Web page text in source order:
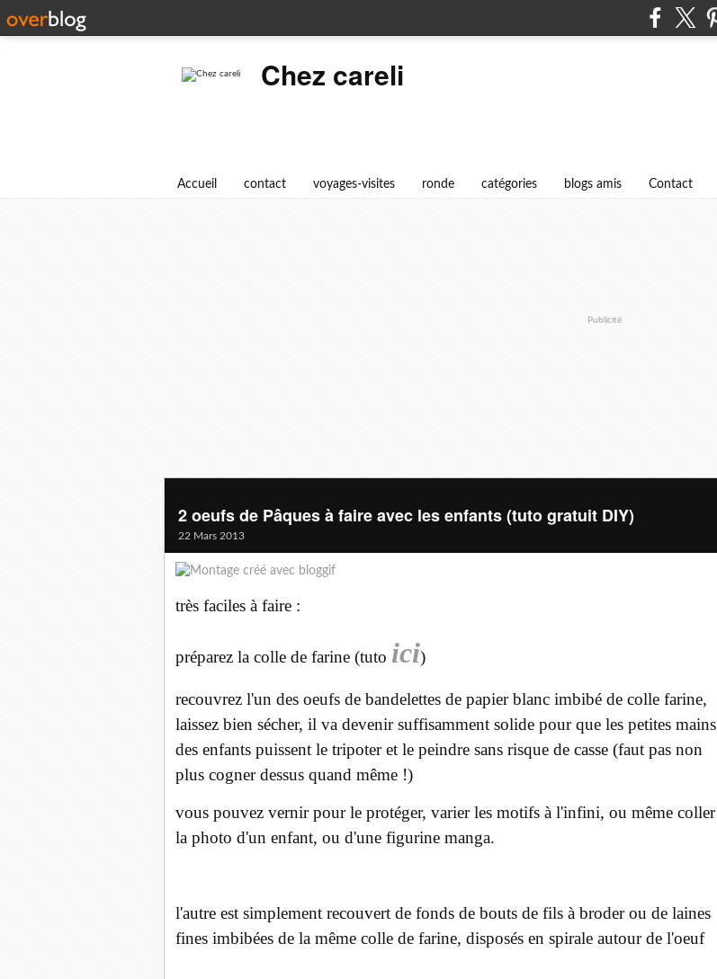
Chez careli
Accueil contact voyages-visites ronde catégories blogs amis Contact
Publicité
2 oeufs de Pâques à faire avec les enfants (tuto gratuit DIY)
22 Mars 2013
très faciles à faire :
préparez la colle de farine (tuto ici)
recouvrez l'un des oeufs de bandelettes de papier blanc imbibé de colle farine,
laissez bien sécher, il va devenir suffisamment solide pour que les petites mains
des enfants puissent le tripoter et le peindre sans risque de casse (faut pas non
plus cogner dessus quand même !)
vous pouvez vernir pour le protéger, varier les motifs à l'infini, ou même coller
la photo d'un enfant, ou d'une figurine manga.
l'autre est simplement recouvert de fonds de bouts de fils à broder ou de laines
fines imbibées de la même colle de farine, disposés en spirale autour de l'oeuf